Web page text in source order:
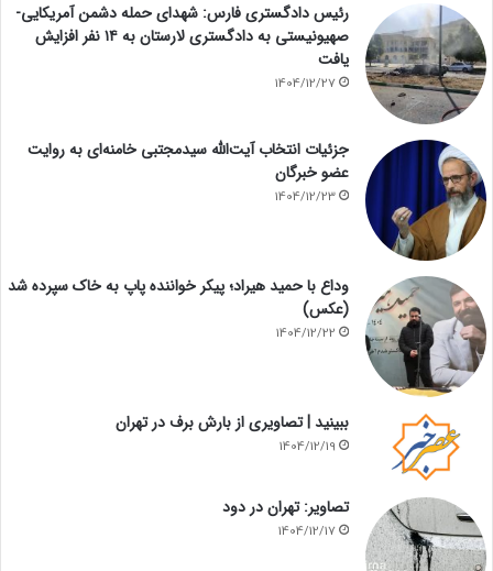
رئیس دادگستری فارس: شهدای حمله دشمن آمریکایی-
صهیونیستی به دادگستری لارستان به ۱۴ نفر افزایش
یافت
1404/12/27
جزئیات انتخاب آیت‌الله سیدمجتبی خامنه‌ای به روایت
عضو خبرگان
1404/12/23
وداع با حمید هیراد؛ پیکر خواننده پاپ به خاک سپرده شد
(عکس)
1404/12/22
ببینید | تصاویری از بارش برف در تهران
1404/12/19
تصاویر: تهران در دود
1404/12/17